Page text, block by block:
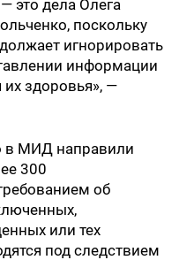
это дела Олега
поскольку
игнорировать
информации
их здоровья», —
в МИД направили
300
об
или тех
под следствием